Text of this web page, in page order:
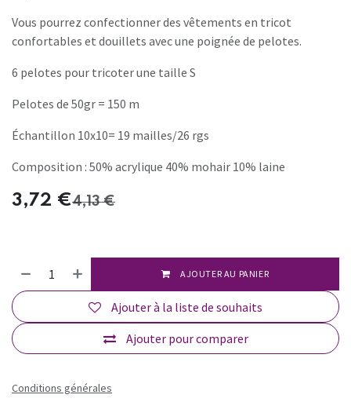
Vous pourrez confectionner des vêtements en tricot
confortables et douillets avec une poignée de pelotes.
6 pelotes pour tricoter une taille S
Pelotes de 50gr = 150 m
Échantillon 10x10= 19 mailles/26 rgs
Composition : 50% acrylique 40% mohair 10% laine
3,72 €4,13€
AJOUTER AU PANIER
Ajouter pour comparer
Ajouter à la liste de souhaits
Conditions générales